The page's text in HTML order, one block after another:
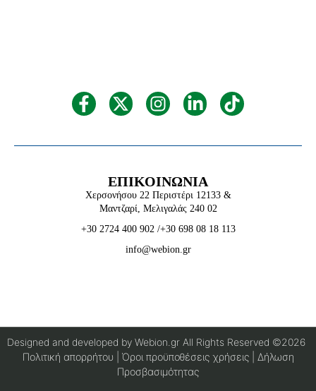
ΕΠΙΚΟΙΝΩΝΙΑ
Χερσονήσου 22 Περιστέρι 12133 &
Μαντζαρί, Μελιγαλάς 240 02
+30 2724 400 902/+30 698 08 18 113
info@webion.gr
Designed and developed by Webion.gr All Rights Reserved ©2026
Πολιτική απορρήτου
Όροι προϋποθέσεις χρήσεις| Δήλωση
Προσβασιμότητας